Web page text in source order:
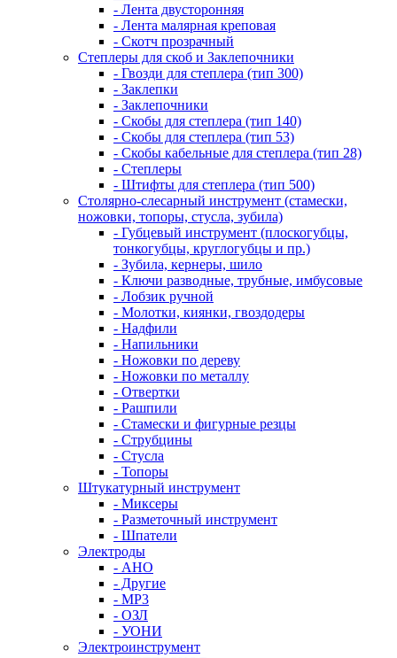
- Лента двусторонняя
- Лента малярная креповая
- Скотч прозрачный
Степлеры для скоб и Заклепочники
- Гвозди для степлера (тип 300)
- Заклепки
- Заклепочники
- Скобы для степлера (тип 140)
- Скобы для степлера (тип 53)
- Скобы кабельные для степлера (тип 28)
- Степлеры
- Штифты для степлера (тип 500)
Столярно-слесарный инструмент (стамески,
ножовки, топоры, стусла, зубила)
- Губцевый инструмент (плоскогубцы,
тонкогубцы, круглогубцы и пр.)
- Зубила, кернеры, шило
- Ключи разводные, трубные, имбусовые
- Лобзик ручной
- Молотки, киянки, гвоздодеры
- Надфили
- Напильники
- Ножовки по дереву
- Ножовки по металлу
- Отвертки
- Рашпили
- Стамески и фигурные резцы
- Струбцины
- Стусла
- Топоры
Штукатурный инструмент
- Миксеры
- Разметочный инструмент
- Шпатели
Электроды
- АНО
- Другие
- МР3
- ОЗЛ
- УОНИ
Электроинструмент